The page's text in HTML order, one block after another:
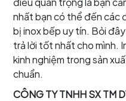
nhất bạn có thể đến các
bị inox bếp uy tín. Bỏi
trả lời tốt nhất cho mình.
kinh nghiệm trong sản
chuẩn.
CÔNG TY TNHH SX TM